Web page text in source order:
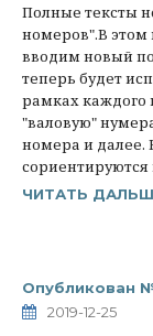
Полные тексты
номеров".В этом
вводим новый
теперь будет
рамках каждого
"валовую"
номера и далее.
ЧИТАТЬ
Опубликован
2019-12-25